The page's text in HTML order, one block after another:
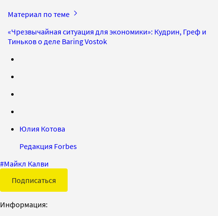
Материал по теме
«Чрезвычайная ситуация для экономики»: Кудрин, Греф и
Тиньков о деле Baring Vostok
Юлия Котова
Редакция Forbes
#Майкл Калви
Подписаться
Информация: